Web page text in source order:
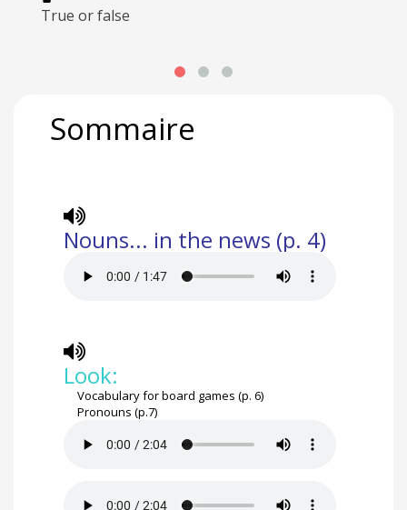
True or false
Sommaire
Nouns... in the news (p. 4)
Look:
Vocabulary for board games (p. 6)
Pronouns (p.7)